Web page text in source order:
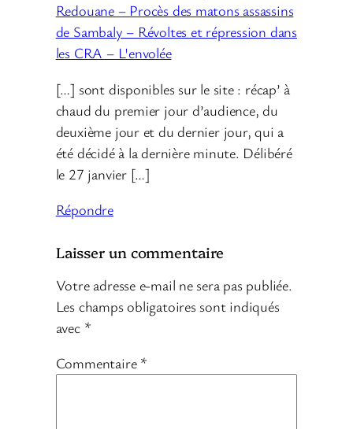
Redouane – Procès des matons assassins
de Sambaly – Révoltes et répression dans
les CRA – L'envolée
[…] sont disponibles sur le site : récap’ à
chaud du premier jour d’audience, du
deuxième jour et du dernier jour, qui a
été décidé à la dernière minute. Délibéré
le 27 janvier […]
Répondre
Laisser un commentaire
Votre adresse e-mail ne sera pas publiée.
Les champs obligatoires sont indiqués
avec *
Commentaire *